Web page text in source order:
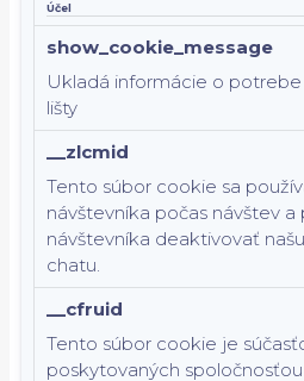
Účel
show_cookie_message
Ukladá informácie o
lišty
__zlcmid
Tento súbor cookie sa
návštevníka počas návštev
návštevníka deaktivovať
chatu.
__cfruid
Tento súbor cookie je
poskytovaných